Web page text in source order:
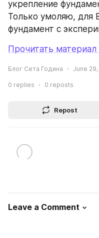
укрепление
Только умоляю, для
фундамент с
Прочитать материал
Блог Сета Година June
0 replies 0 reposts
Repost
Leave a Comment